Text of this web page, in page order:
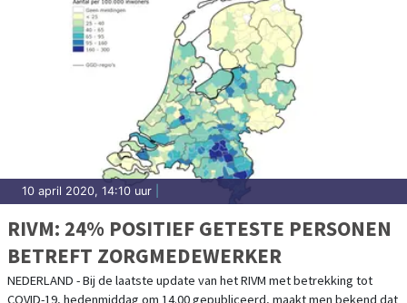
10 april 2020, 14:10 uur
RIVM: 24% POSITIEF GETESTE PERSONEN
BETREFT ZORGMEDEWERKER
NEDERLAND - Bij de laatste update van het RIVM met betrekking tot
COVID-19, hedenmiddag om 14.00 gepubliceerd, maakt men bekend dat